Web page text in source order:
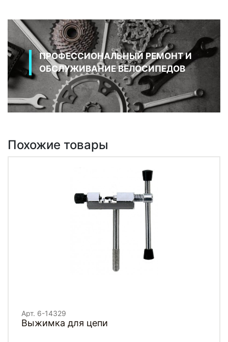
ПРОФЕССИОНАЛЬНЫЙ РЕМОНТ И
ОБСЛУЖИВАНИЕ ВЕЛОСИПЕДОВ
Похожие товары
Арт. 6-14329
Выжимка для цепи